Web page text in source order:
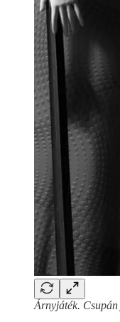
Árnyjáték. Csupán